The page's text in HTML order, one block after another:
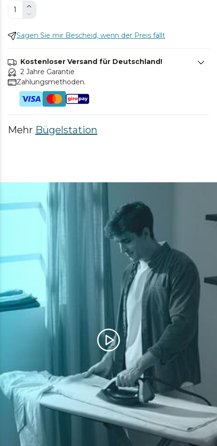
Sagen Sie mir Bescheid, wenn der Preis fällt
Kostenloser Versand für Deutschland!
2 Jahre Garantie
Zahlungsmethoden.
Mehr Bügelstation